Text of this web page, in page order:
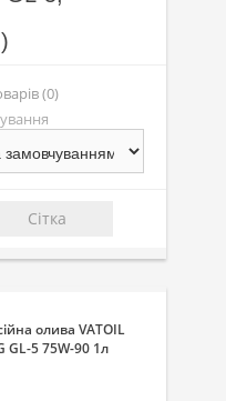
(0)
Сітка
олива VATOIL
GL-5 75W-90 1л